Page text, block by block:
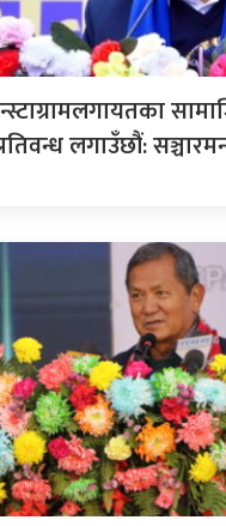
लगाउँछौं: